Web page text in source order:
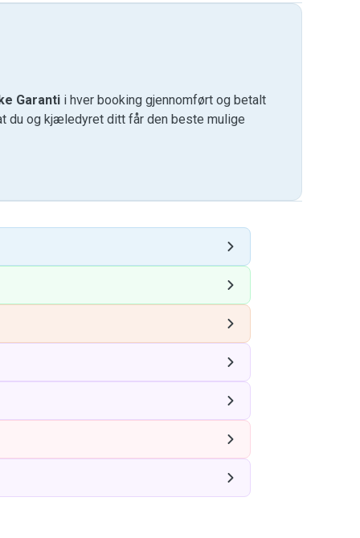
Garanti i hver booking gjennomført og betalt
du og kjæledyret ditt får den beste mulige